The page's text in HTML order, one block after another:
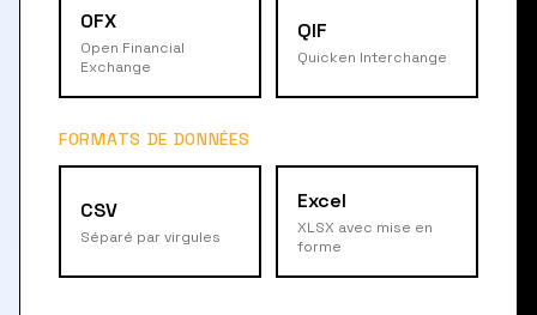
OFX
Open Financial
Exchange
QIF
Quicken Interchange
FORMATS DE DONNÉES
CSV
Séparé par virgules
Excel
XLSX avec mise en
forme